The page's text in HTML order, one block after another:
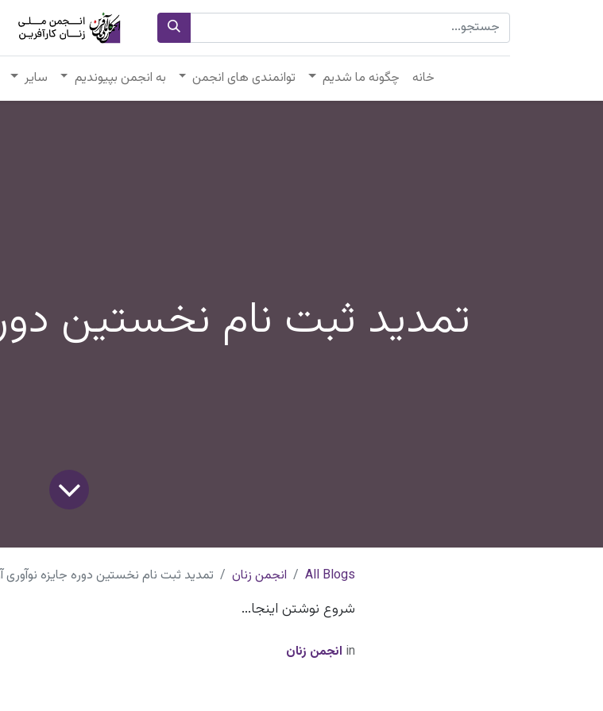
خانه چگونه ما شدیم توانمندی های انجمن به انجمن بپیوندیم سایر
تمدید ثبت نام نخستین
All Blogs انجمن زنان تمدید ثبت نام نخستین دوره جایزه نوآوری
شروع نوشتن اینجا...
in انجمن زنان